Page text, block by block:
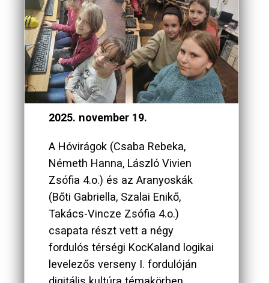
2025. november 19.
A Hóvirágok (Csaba Rebeka,
Németh Hanna, László Vivien
Zsófia 4.o.) és az Aranyoskák
(Bőti Gabriella, Szalai Enikő,
Takács-Vincze Zsófia 4.o.)
csapata részt vett a négy
fordulós térségi KocKaland logikai
levelezős verseny I. fordulóján